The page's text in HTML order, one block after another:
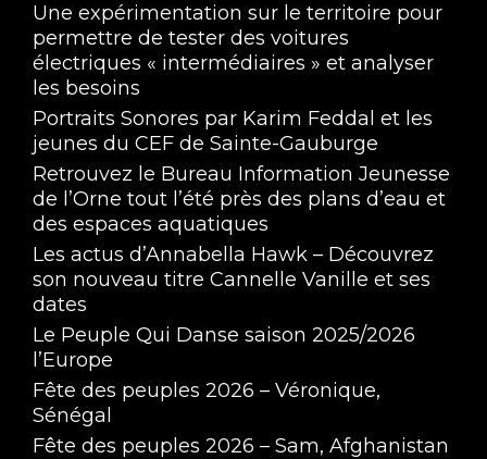
Une expérimentation sur le territoire pour
permettre de tester des voitures
électriques « intermédiaires » et analyser
les besoins
Portraits Sonores par Karim Feddal et les
jeunes du CEF de Sainte-Gauburge
Retrouvez le Bureau Information Jeunesse
de l’Orne tout l’été près des plans d’eau et
des espaces aquatiques
Les actus d’Annabella Hawk – Découvrez
son nouveau titre Cannelle Vanille et ses
dates
Le Peuple Qui Danse saison 2025/2026
l’Europe
Fête des peuples 2026 – Véronique,
Sénégal
Fête des peuples 2026 – Sam, Afghanistan